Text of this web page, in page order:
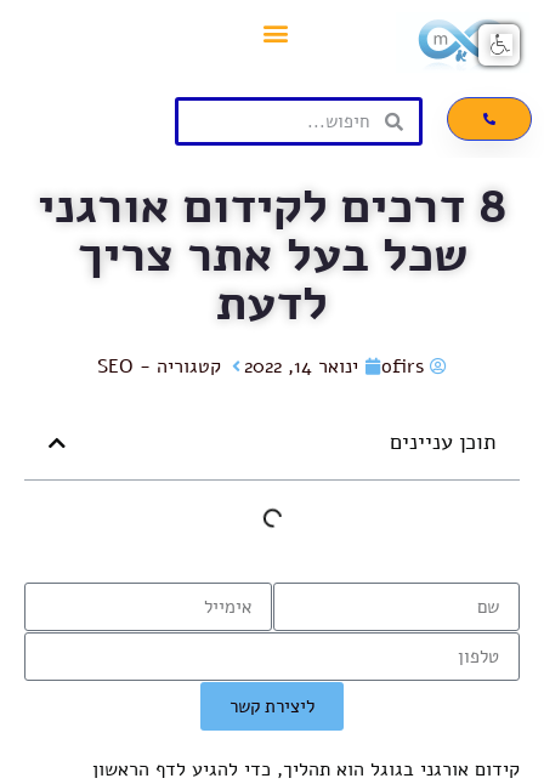
8 דרכים לקידום אורגני
שכל בעל אתר צריך
לדעת
ofirs ינואר 14, 2022 קטגוריה - SEO
תוכן עניינים
ליצירת קשר
קידום אורגני בגוגל הוא תהליך, כדי להגיע לדף הראשון